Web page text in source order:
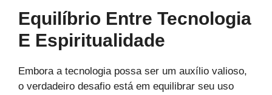
Equilíbrio Entre Tecnologia
E Espiritualidade
Embora a tecnologia possa ser um auxílio valioso,
o verdadeiro desafio está em equilibrar seu uso